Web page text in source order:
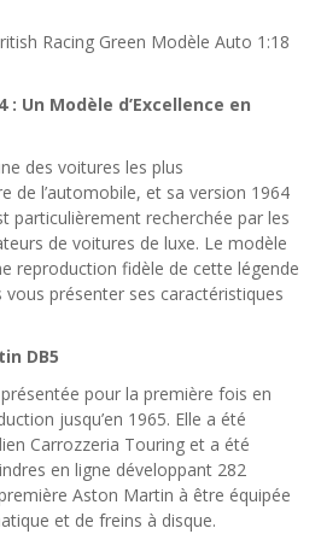
Racing Green Modèle Auto 1:18
: Un Modèle d’Excellence en
des voitures les plus
de l’automobile, et sa version 1964
particulièrement recherchée par les
de voitures de luxe. Le modèle
reproduction fidèle de cette légende
présenter ses caractéristiques
DB5
pour la première fois en
jusqu’en 1965. Elle a été
Carrozzeria Touring et a été
en ligne développant 282
Aston Martin à être équipée
et de freins à disque.